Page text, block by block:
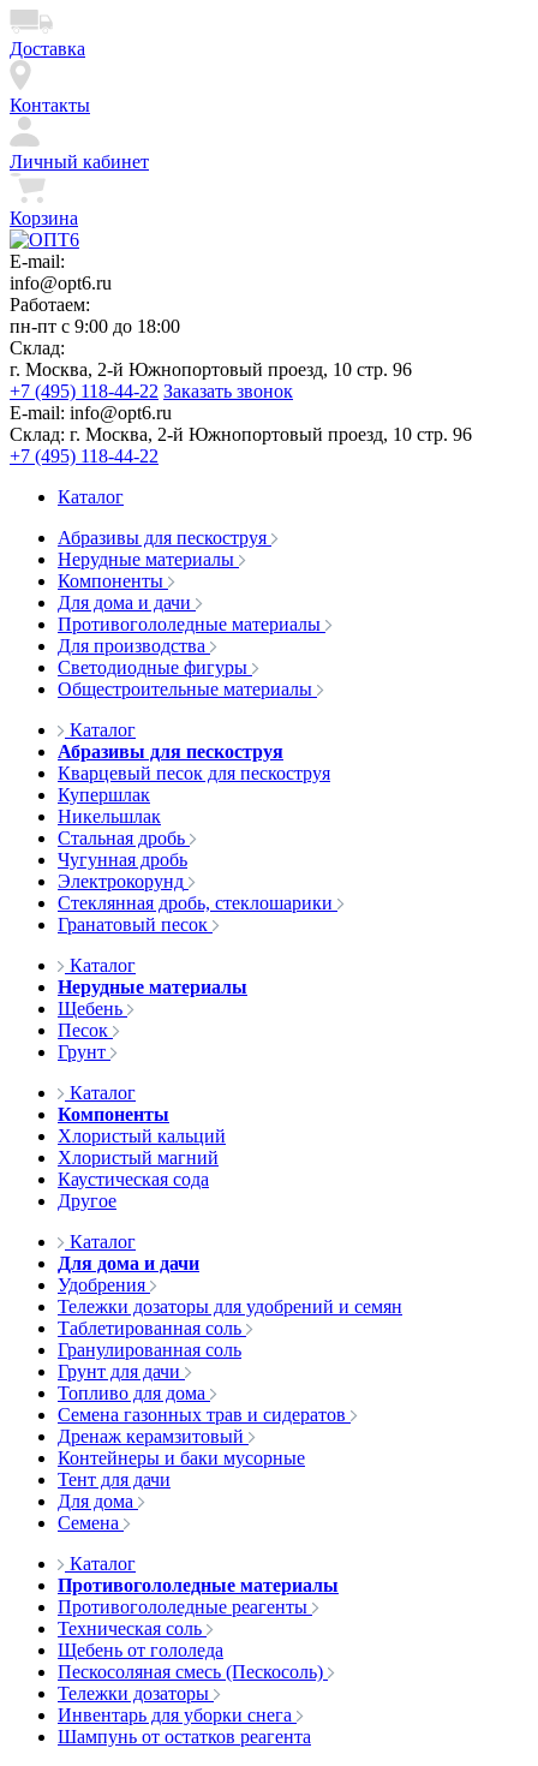
Доставка
Контакты
Личный кабинет
Корзина
E-mail:
info@opt6.ru
Работаем:
пн-пт с 9:00 до 18:00
Склад:
г. Москва, 2-й Южнопортовый проезд, 10 стр. 96
+7 (495) 118-44-22 Заказать звонок
E-mail: info@opt6.ru
Склад: г. Москва, 2-й Южнопортовый проезд, 10 стр. 96
+7 (495) 118-44-22
Каталог
Абразивы для пескоструя
Нерудные материалы
Компоненты
Для дома и дачи
Противогололедные материалы
Для производства
Светодиодные фигуры
Общестроительные материалы
Каталог
Абразивы для пескоструя
Кварцевый песок для пескоструя
Купершлак
Никельшлак
Стальная дробь
Чугунная дробь
Электрокорунд
Стеклянная дробь, стеклошарики
Гранатовый песок
Каталог
Нерудные материалы
Щебень
Песок
Грунт
Каталог
Компоненты
Хлористый кальций
Хлористый магний
Каустическая сода
Другое
Каталог
Для дома и дачи
Удобрения
Тележки дозаторы для удобрений и семян
Таблетированная соль
Гранулированная соль
Грунт для дачи
Топливо для дома
Семена газонных трав и сидератов
Дренаж керамзитовый
Контейнеры и баки мусорные
Тент для дачи
Для дома
Семена
Каталог
Противогололедные материалы
Противогололедные реагенты
Техническая соль
Щебень от гололеда
Пескосоляная смесь (Пескосоль)
Тележки дозаторы
Инвентарь для уборки снега
Шампунь от остатков реагента